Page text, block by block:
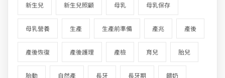
新生兒 新生兒照顧 母乳 母乳保存
母乳營養 生產 生產前準備 產兆 產後
產後恢復 產後護理 產檢 育兒 胎兒
胎動 自然產 長牙 長牙期 餵奶